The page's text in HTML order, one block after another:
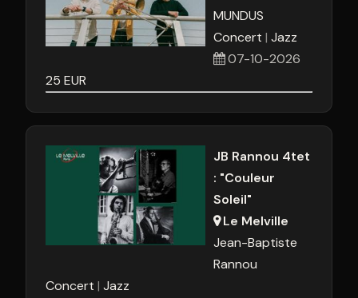
MUNDUS
Concert Jazz
07-10-2026
25 EUR
JB Rannou 4tet
: "Couleur
Soleil"
Le Melville
Jean-Baptiste
Rannou
Concert Jazz